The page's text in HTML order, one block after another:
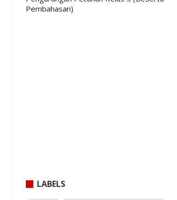
Pembahasan)
LABELS